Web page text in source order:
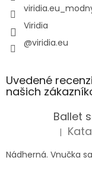
Viridia
@viridia.eu
Uvedené
našich
|
Nádherná. Vnučka